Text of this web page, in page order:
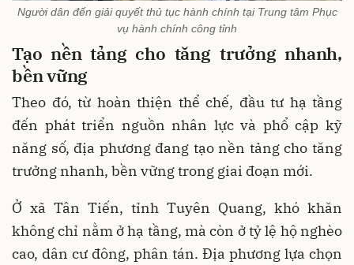
Người dân đến giải quyết thủ tục hành chính tại Trung tâm Phục
vụ hành chính công tỉnh
Tạo nền tảng cho tăng trưởng nhanh,
bền vững
Theo đó, từ hoàn thiện thể chế, đầu tư hạ tầng
đến phát triển nguồn nhân lực và phổ cập kỹ
năng số, địa phương đang tạo nền tảng cho tăng
trưởng nhanh, bền vững trong giai đoạn mới.
Ở xã Tân Tiến, tỉnh Tuyên Quang, khó khăn
không chỉ nằm ở hạ tầng, mà còn ở tỷ lệ hộ nghèo
cao, dân cư đông, phân tán. Địa phương lựa chọn